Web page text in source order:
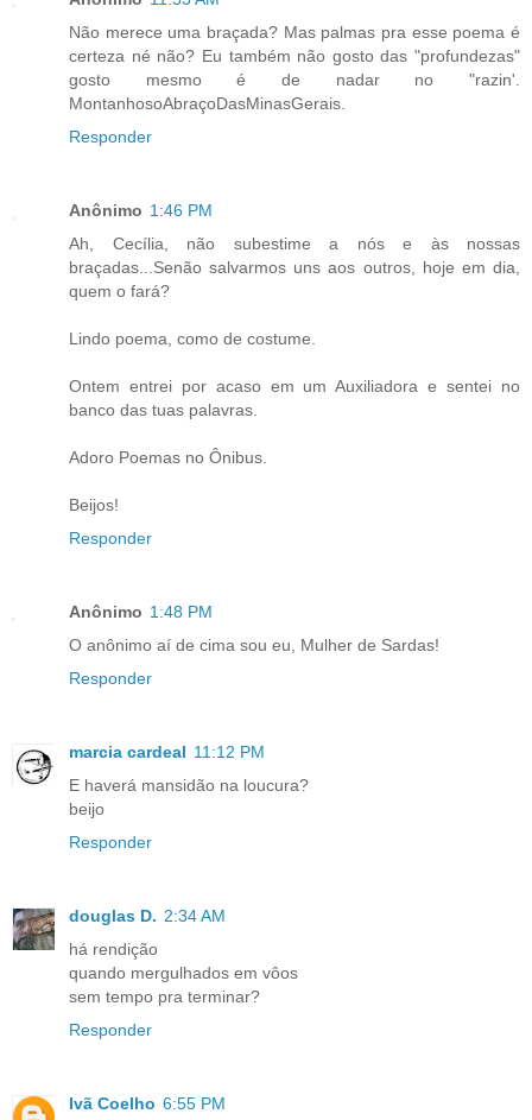
Não merece uma braçada? Mas palmas pra esse poema é
certeza né não? Eu também não gosto das "profundezas"
gosto mesmo é de nadar no "razin'.
MontanhosoAbraçoDasMinasGerais.
Responder
Anônimo 1:46 PM
Ah, Cecília, não subestime a nós e às nossas
braçadas...Senão salvarmos uns aos outros, hoje em dia,
quem o fará?
Lindo poema, como de costume.
Ontem entrei por acaso em um Auxiliadora e sentei no
banco das tuas palavras.
Adoro Poemas no Ônibus.
Beijos!
Responder
Anônimo 1:48 PM
O anônimo aí de cima sou eu, Mulher de Sardas!
Responder
marcia cardeal 11:12 PM
E haverá mansidão na loucura?
beijo
Responder
douglas D. 2:34 AM
há rendição
quando mergulhados em vôos
sem tempo pra terminar?
Responder
Ivã Coelho 6:55 PM